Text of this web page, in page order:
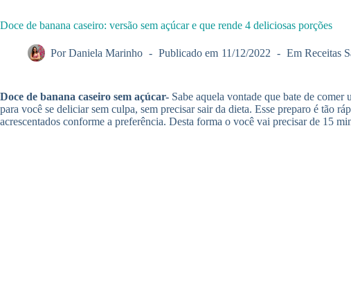
Doce de banana caseiro: versão sem açúcar e que rende 4 deliciosas porções
Por Daniela Marinho Publicado em 11/12/2022 Em Receitas
Doce de banana caseiro sem açúcar- Sabe aquela vontade que bate de
para você se deliciar sem culpa, sem precisar sair da dieta. Esse preparo é tão
acrescentados conforme a preferência. Desta forma o você vai precisar de 15